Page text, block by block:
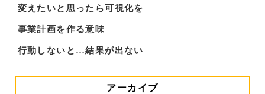
変えたいと思ったら可視化を
事業計画を作る意味
行動しないと…結果が出ない
アーカイブ